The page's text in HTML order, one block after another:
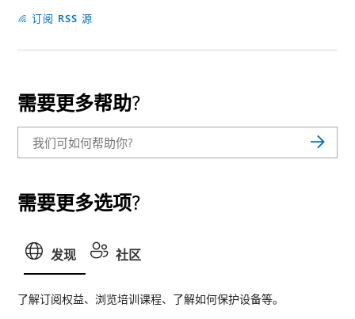
订阅 RSS 源
需要更多帮助?
需要更多选项?
发现 社区
了解订阅权益、浏览培训课程、了解如何保护设备等。